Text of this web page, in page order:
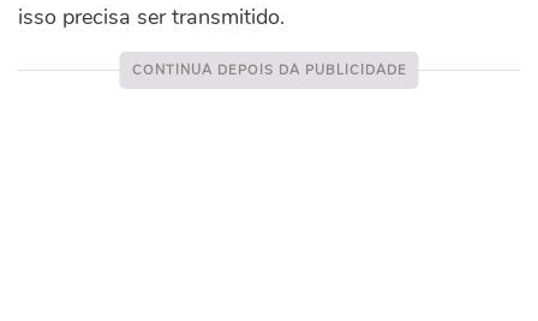
isso precisa ser transmitido.